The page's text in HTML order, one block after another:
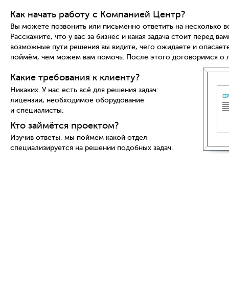
Как начать работу с Компанией Центр?
Вы можете позвонить или письменно ответить на несколько
Расскажите, что у вас за бизнес и какая задача стоит перед
возможные пути решения вы видите, чего ожидаете и
поймём, чем можем вам помочь. После этого договоримся о
Какие требования к клиенту?
Никаких. У нас есть всё для решения задач:
лицензии, необходимое оборудование
и специалисты.
Кто займётся проектом?
Изучив ответы, мы поймём какой отдел
специализируется на решении подобных задач.